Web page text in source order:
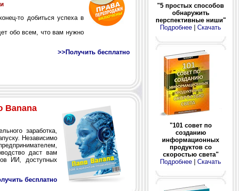
то добиться успеха в
обо всем, что вам нужно
>>Получить бесплатно
Banana
заработка,
Независимо
даст вам
ИИ, доступных
бесплатно
"5 простых способов
обнаружить
перспективные ниши"
Подробнее | Скачать
"101 совет по
созданию
информационных
продуктов со
скоростью света"
Подробнее
Скачать